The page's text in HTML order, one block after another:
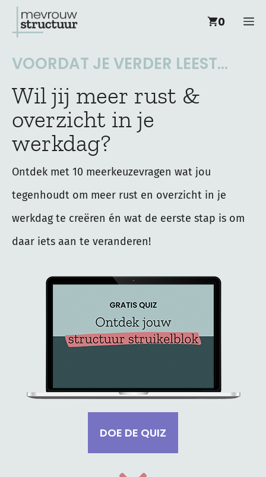
naar
0
VOORDAT JE VERDER LEEST...
Wil jij meer rust &
overzicht in je
werkdag?
Ontdek met 10 meerkeuzevragen wat jou
tegenhoudt om meer rust en overzicht in je
werkdag te creëren én wat de eerste stap is om
daar iets aan te veranderen!
DOE DE QUIZ